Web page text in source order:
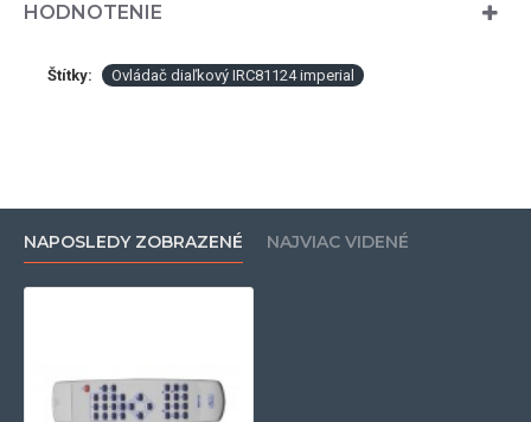
HODNOTENIE
Štítky: Ovládač diaľkový IRC81124 imperial
NAPOSLEDY ZOBRAZENÉ NAJVIAC VIDENÉ